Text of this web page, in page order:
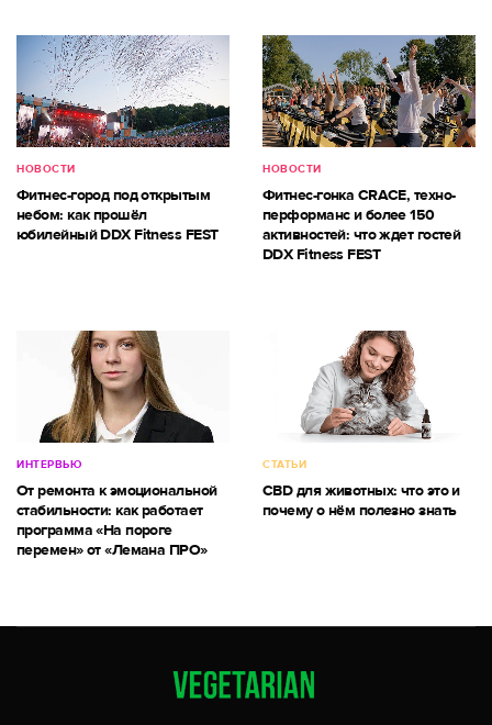
НОВОСТИ
Фитнес-город под открытым
небом: как прошёл
юбилейный DDX Fitness FEST
НОВОСТИ
Фитнес-гонка CRACE, техно-
перформанс и более 150
активностей: что ждет гостей
DDX Fitness FEST
ИНТЕРВЬЮ
От ремонта к эмоциональной
стабильности: как работает
программа «На пороге
перемен» от «Лемана ПРО»
СТАТЬИ
CBD для животных: что это и
почему о нём полезно знать